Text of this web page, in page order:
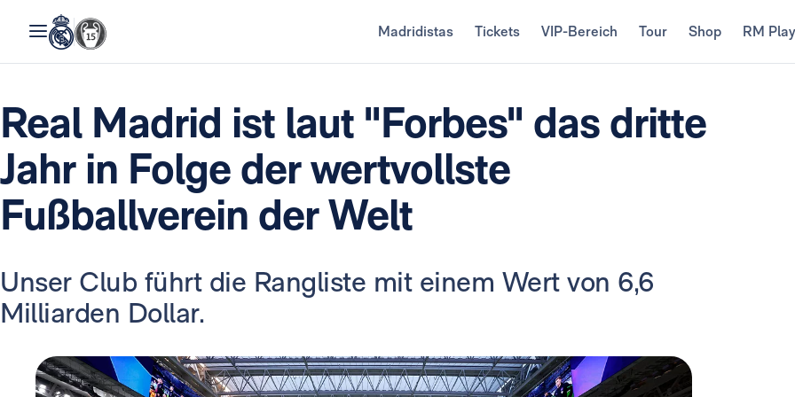
Madridistas Tickets VIP-Bereich Tour Shop RM Play
Real Madrid ist laut "Forbes" das dritte
Jahr in Folge der wertvollste
Fußballverein der Welt
Unser Club führt die Rangliste mit einem Wert von 6,6
Milliarden Dollar.